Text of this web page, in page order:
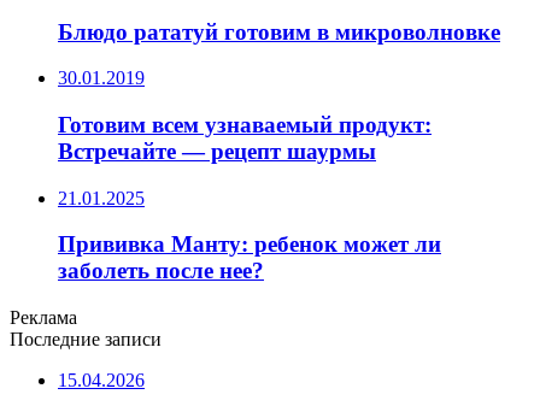
Блюдо рататуй готовим в микроволновке
30.01.2019
Готовим всем узнаваемый продукт:
Встречайте — рецепт шаурмы
21.01.2025
Прививка Манту: ребенок может ли
заболеть после нее?
Реклама
Последние записи
15.04.2026